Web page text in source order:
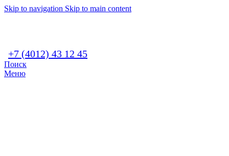
Skip to navigation Skip to main content
+7 (4012) 43 12 45
Поиск
Меню